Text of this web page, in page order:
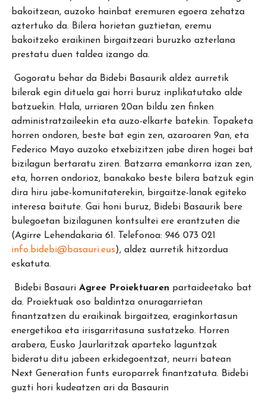
bakoitzean, auzoko hainbat eremuren egoera zehatza
aztertuko da. Bilera horietan guztietan, eremu
bakoitzeko eraikinen birgaitzeari buruzko azterlana
prestatu duen taldea izango da.
Gogoratu behar da Bidebi Basaurik aldez aurretik
bilerak egin dituela gai horri buruz inplikatutako alde
batzuekin. Hala, urriaren 20an bildu zen finken
administratzaileekin eta auzo-elkarte batekin. Topaketa
horren ondoren, beste bat egin zen, azaroaren 9an, eta
Federico Mayo auzoko etxebizitzen jabe diren hogei bat
bizilagun bertaratu ziren. Batzarra emankorra izan zen,
eta, horren ondorioz, banakako beste bilera batzuk egin
dira hiru jabe-komunitaterekin, birgaitze-lanak egiteko
interesa baitute. Gai honi buruz, Bidebi Basaurik bere
bulegoetan bizilagunen kontsultei ere erantzuten die
(Agirre Lehendakaria 61. Telefonoa: 946 073 021
info.bidebi@basauri.eus), aldez aurretik hitzordua
eskatuta.
Bidebi Basauri Agree Proiektuaren partaideetako bat
da. Proiektuak oso baldintza onuragarrietan
finantzatzen du eraikinak birgaitzea, eraginkortasun
energetikoa eta irisgarritasuna sustatzeko. Horren
arabera, Eusko Jaurlaritzak aparteko laguntzak
bideratu ditu jabeen erkidegoentzat, neurri batean
Next Generation funts europarrek finantzatuta. Bidebi
guzti hori kudeatzen ari da Basaurin